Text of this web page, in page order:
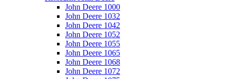
John Deere 1000
John Deere 1032
John Deere 1042
John Deere 1052
John Deere 1055
John Deere 1065
John Deere 1068
John Deere 1072